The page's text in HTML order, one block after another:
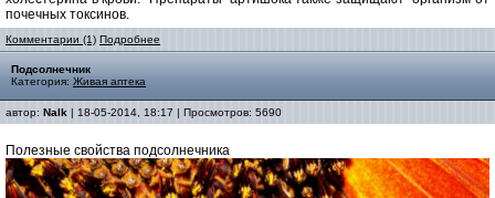
почечных токсинов.
Комментарии (1) Подробнее
Подсолнечник
Категория: Живая аптека
автор: Nalk | 18-05-2014, 18:17 | Просмотров: 5690
Полезные свойства подсолнечника